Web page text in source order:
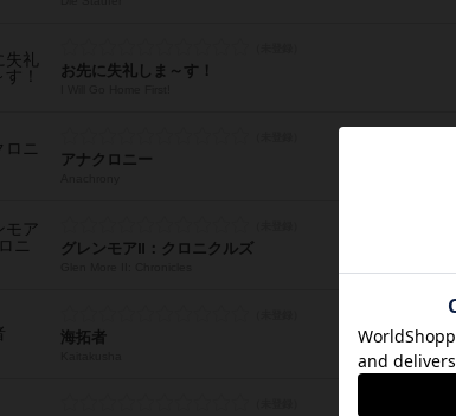
お先に失礼しま～す！
アナクロニー
グレンモアⅡ：クロニクルズ
海拓者